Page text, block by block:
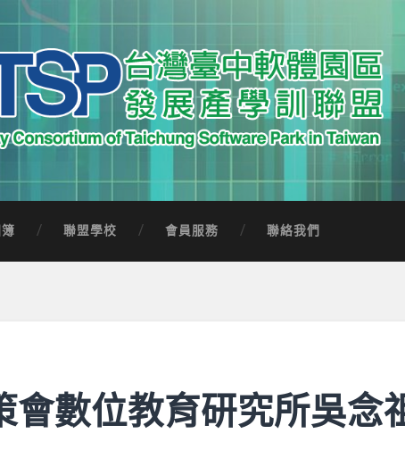
發展產學訓聯盟
in Taiwan
聯盟學校 會員服務 聯絡我們
會數位教育研究所吳念